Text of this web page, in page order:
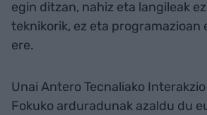
egin ditzan, nahiz eta langileak
teknikorik, ez eta programazioan
ere.
Unai Antero Tecnaliako
Fokuko arduradunak azaldu du